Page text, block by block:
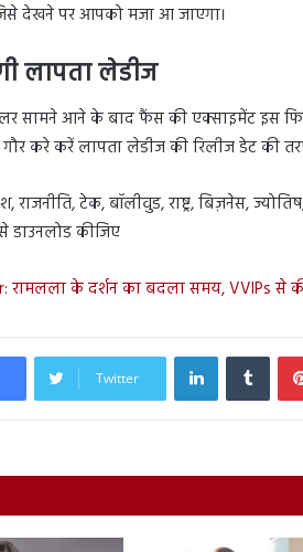
देखने पर आपको मजा आ जाएगा।
लापता लेडीज
सामने आने के बाद फैंस की एक्साइमेंट इस
करे करें लापता लेडीज की रिलीज डेट की
राजनीति, टेक, बॉलीवुड, राष्ट्र, बिज़नेस,
डाउनलोड कीजिए
रामलला के दर्शन का बदला समय, VVIPs से
Twitter
LinkedIn